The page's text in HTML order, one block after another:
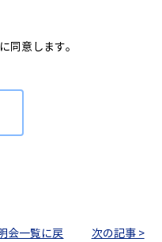
同意します。
次の記事 >
会一覧に戻